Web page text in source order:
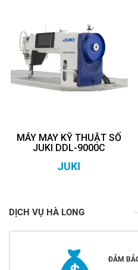
MÁY MAY KỸ THUẬT SỐ
JUKI DDL-9000C
JUKI
DỊCH VỤ HÀ LONG
ĐẢM